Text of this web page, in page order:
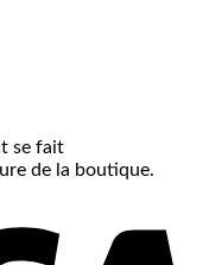
se fait
de la boutique.